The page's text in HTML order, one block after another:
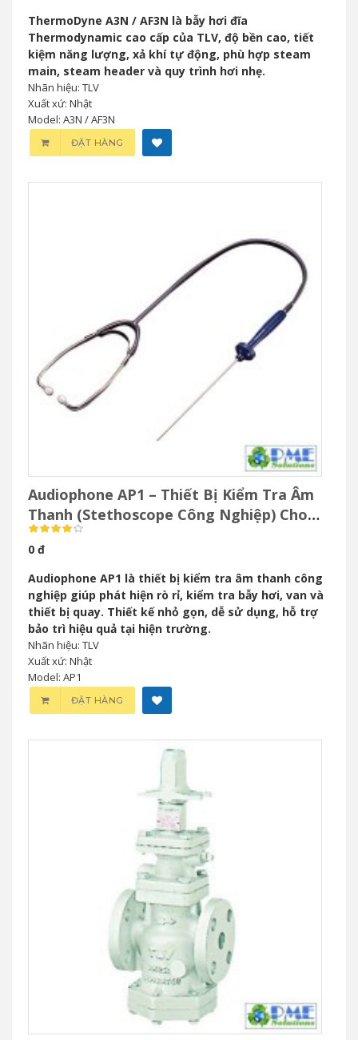
ThermoDyne A3N / AF3N là bẫy hơi đĩa
Thermodynamic cao cấp của TLV, độ bền cao, tiết
kiệm năng lượng, xả khí tự động, phù hợp steam
main, steam header và quy trình hơi nhẹ.
Nhãn hiệu: TLV
Xuất xứ: Nhật
Model: A3N / AF3N
ĐẶT HÀNG
Audiophone AP1 – Thiết Bị Kiểm Tra Âm
Thanh (Stethoscope Công Nghiệp) Cho
Bảo Trì Công Nghiệp
0 đ
Audiophone AP1 là thiết bị kiểm tra âm thanh công
nghiệp giúp phát hiện rò rỉ, kiểm tra bẫy hơi, van và
thiết bị quay. Thiết kế nhỏ gọn, dễ sử dụng, hỗ trợ
bảo trì hiệu quả tại hiện trường.
Nhãn hiệu: TLV
Xuất xứ: Nhật
Model: AP1
ĐẶT HÀNG